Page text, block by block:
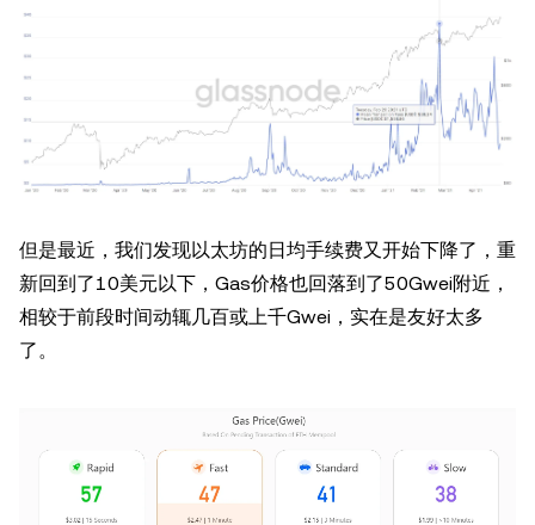
但是最近，我们发现以太坊的日均手续费又开始下降了，重
新回到了10美元以下，Gas价格也回落到了50Gwei附近，
相较于前段时间动辄几百或上千Gwei，实在是友好太多
了。